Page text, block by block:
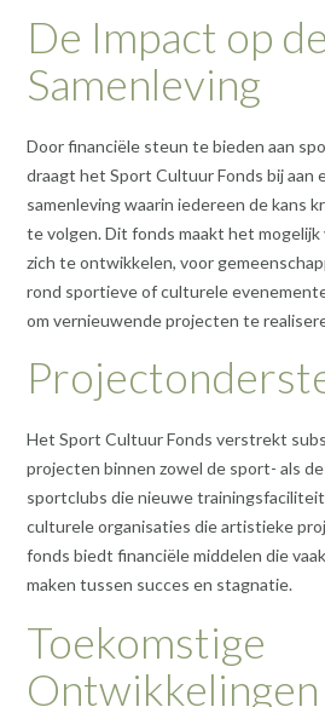
De Impact op de
Samenleving
Door financiële steun te bieden aan
draagt het Sport Cultuur Fonds bij aan
samenleving waarin iedereen de kans
te volgen. Dit fonds maakt het
zich te ontwikkelen, voor
rond sportieve of culturele
om vernieuwende projecten te
Het Sport Cultuur Fonds verstrekt
projecten binnen zowel de sport- als
sportclubs die nieuwe
culturele organisaties die artistieke
fonds biedt financiële middelen die
maken tussen succes en stagnatie.
Toekomstige
Ontwikkelingen